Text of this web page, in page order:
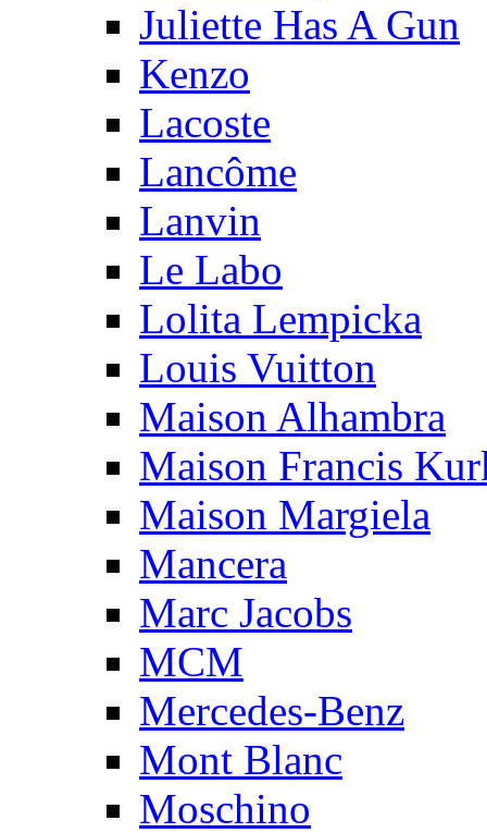
Juliette Has A Gun
Kenzo
Lacoste
Lancôme
Lanvin
Le Labo
Lolita Lempicka
Louis Vuitton
Maison Alhambra
Maison Francis
Maison Margiela
Mancera
Marc Jacobs
MCM
Mercedes-Benz
Mont Blanc
Moschino